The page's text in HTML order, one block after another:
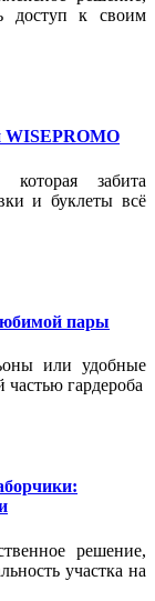
доступ к своим
WISEPROMO
забита
и буклеты всё
пары
или удобные
частью гардероба
решение,
участка на